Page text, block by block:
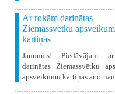
Ar rokām darinātas
Ziemassvētku
kartiņas
Jaunums! Piedāvājam
darinātas Ziemassvētku
apsveikumu kartiņas ar